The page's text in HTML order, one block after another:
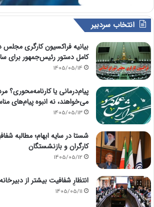
انتخاب سردبیر
بیانیه فراکسیون کارگری مجلس
کامل دستور رئیس‌جمهور برای
1405/05/14
پیام‌درمانی یا کارنامه‌محوری؟
می‌خواهند، نه انبوه پیام‌های
1405/05/13
شستا در سایه ابهام؛ مطالبه
کارگران و بازنشستگان
1405/05/12
انتظارِ شفافیت بیشتر از
1405/05/11